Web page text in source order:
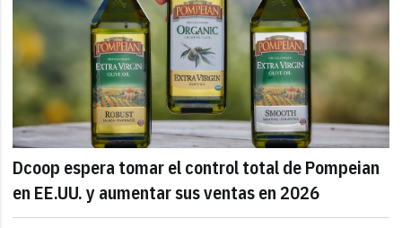
Dcoop espera tomar el control total de Pompeian
en EE.UU. y aumentar sus ventas en 2026